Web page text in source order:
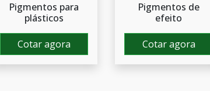
Pigmentos para
plásticos
Cotar agora
Pigmentos de
efeito
Cotar agora